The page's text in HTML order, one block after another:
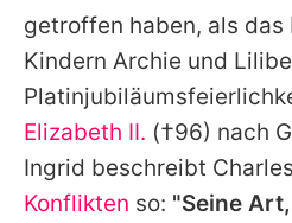
getroffen haben, als das
Kindern Archie und
Elizabeth II. (†96) nach
Ingrid beschreibt
Konflikten so: "Seine